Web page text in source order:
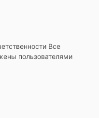
Все
пользователями